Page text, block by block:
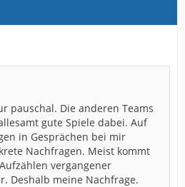
pauschal. Die anderen Teams
gute Spiele dabei. Auf
in Gesprächen bei mir
Nachfragen. Meist kommt
vergangener
Deshalb meine Nachfrage.